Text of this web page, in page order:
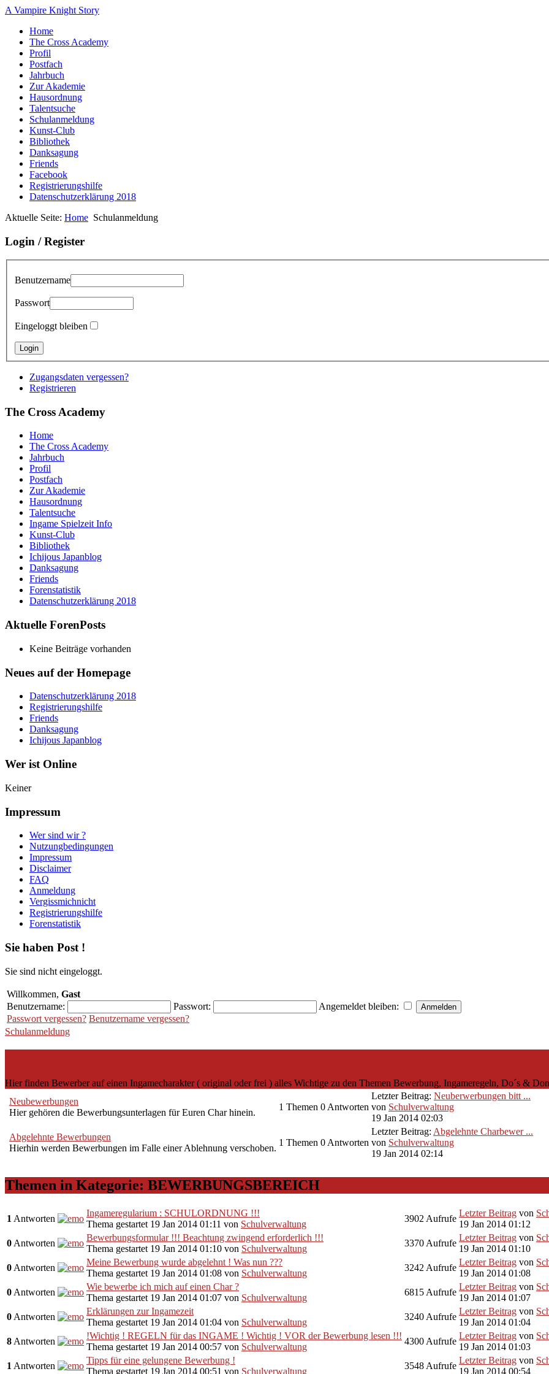
A Vampire Knight Story
Home
The Cross Academy
Profil
Postfach
Jahrbuch
Zur Akademie
Hausordnung
Talentsuche
Schulanmeldung
Kunst-Club
Bibliothek
Danksagung
Friends
Facebook
Registrierungshilfe
Datenschutzerklärung 2018
Aktuelle Seite: Home Schulanmeldung
Login / Register
Benutzername
Passwort
Eingeloggt bleiben
Zugangsdaten vergessen?
Registrieren
The Cross Academy
Home
The Cross Academy
Jahrbuch
Profil
Postfach
Zur Akademie
Hausordnung
Talentsuche
Ingame Spielzeit Info
Kunst-Club
Bibliothek
Ichijous Japanblog
Danksagung
Friends
Forenstatistik
Datenschutzerklärung 2018
Aktuelle ForenPosts
Keine Beiträge vorhanden
Neues auf der Homepage
Datenschutzerklärung 2018
Registrierungshilfe
Friends
Danksagung
Ichijous Japanblog
Wer ist Online
Keiner
Impressum
Wer sind wir ?
Nutzungbedingungen
Impressum
Disclaimer
FAQ
Anmeldung
Vergissmichnicht
Registrierungshilfe
Forenstatistik
Sie haben Post !
Sie sind nicht eingeloggt.
Willkommen, Gast
Benutzername:
Passwort:
Angemeldet bleiben:
Passwort vergessen? Benutzername vergessen?
Schulanmeldung
Hier finden Bewerber auf einen Ingamecharakter ( original oder frei ) alles Wichtige zu den Themen Bewerbung, Ingameregeln, Do´s &
Neubewerbungen
Hier gehören die Bewerbungsunterlagen für Euren Char hinein.
1 Themen 0Antworten
Letzter Beitrag: Neuberwerbungen bitt ...
von Schulverwaltung
19 Jan 2014 02:03
Abgelehnte Bewerbungen
Hierhin werden Bewerbungen im Falle einer Ablehnung verschoben.
1 Themen 0Antworten
Letzter Beitrag: Abgelehnte Charbewer ...
von Schulverwaltung
19 Jan 2014 02:14
Themen in Kategorie: BEWERBUNGSBEREICH
1 Antworten
Ingameregularium : SCHULORDNUNG !!!
Thema gestartet 19 Jan 2014 01:11 von Schulverwaltung
3902 Aufrufe
Letzter Beitrag von
19 Jan 2014 01:12
0 Antworten
Bewerbungsformular !!! Beachtung zwingend erforderlich !!!
Thema gestartet 19 Jan 2014 01:10 von Schulverwaltung
3370 Aufrufe
Letzter Beitrag von
19 Jan 2014 01:10
0 Antworten
Meine Bewerbung wurde abgelehnt ! Was nun ???
Thema gestartet 19 Jan 2014 01:08 von Schulverwaltung
3242 Aufrufe
Letzter Beitrag von
19 Jan 2014 01:08
0 Antworten
Wie bewerbe ich mich auf einen Char ?
Thema gestartet 19 Jan 2014 01:07 von Schulverwaltung
6815 Aufrufe
Letzter Beitrag von
19 Jan 2014 01:07
0 Antworten
Erklärungen zur Ingamezeit
Thema gestartet 19 Jan 2014 01:04 von Schulverwaltung
3240 Aufrufe
Letzter Beitrag von
19 Jan 2014 01:04
8 Antworten
!Wichtig ! REGELN für das INGAME ! Wichtig ! VOR der Bewerbung lesen !!!
Thema gestartet 19 Jan 2014 00:57 von Schulverwaltung
4300 Aufrufe
Letzter Beitrag von
19 Jan 2014 01:03
1 Antworten
Tipps für eine gelungene Bewerbung !
Thema gestartet 19 Jan 2014 00:51 von Schulverwaltung
3548 Aufrufe
Letzter Beitrag von
19 Jan 2014 00:54